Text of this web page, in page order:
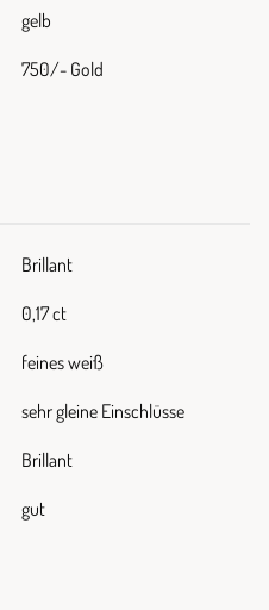
gelb
750/- Gold
Brillant
0,17 ct
feines weiß
sehr gleine Einschlüsse
Brillant
gut